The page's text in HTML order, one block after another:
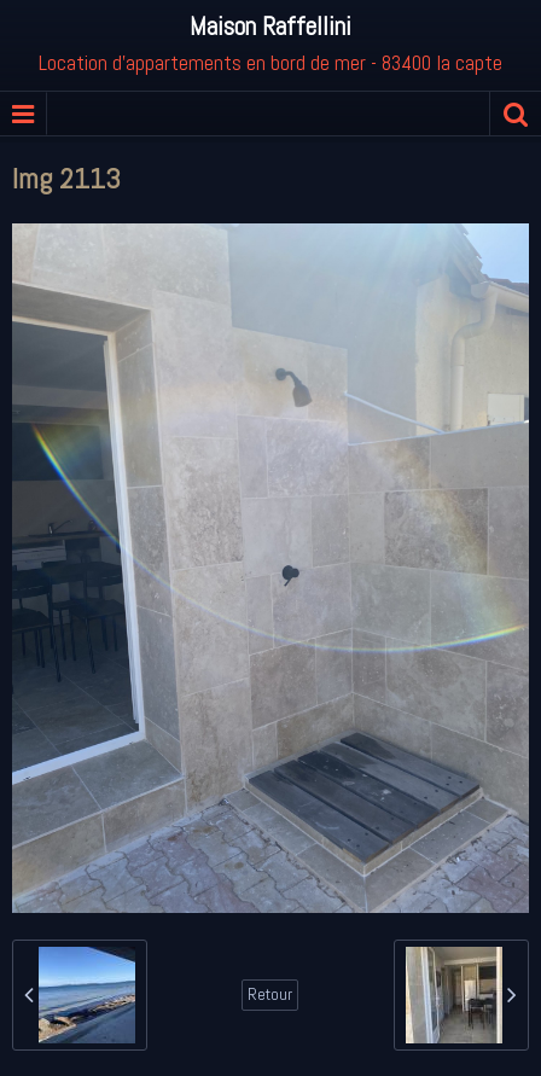
Maison Raffellini
Location d'appartements en bord de mer - 83400 la capte
Img 2113
Retour